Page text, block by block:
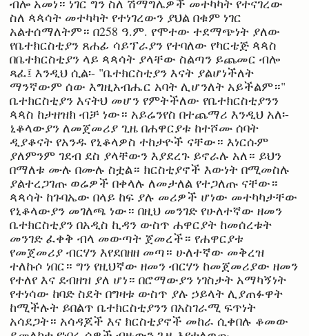
ብሎ አመነ። ነገር ግን ስለ ሽማግሌዎች መተካካት የተናገረው
ስለ ጳጳሳት መተካካት የተነገረውን ያህል በቁም ነገር
አልተሰማለትም። በ258 ዓ.ም. የሞተው ተደማጭነት ያለው
የቤተክርስቲያን ጸሐፊ ሳይፕራያን የተባለው የካርቴጅ ጳጳስ
በቤተክርስቲያን ላይ ጳጳሳት ያላቸው ስልጣን ይጨመር ብሎ
ጻፈ፤ እንዲህ ሲል፡- "ቤተክርስቲያን እናት ያልሆነችለት
ማንኛውም ሰው እግዚአብሔር አባት ሊሆንለት አይችልም።"
ቤተክርስቲያን እናትህ መሆን የምትችለው የቤተክርስቲያንን
ጳጳስ ከታዘዝክ ብቻ ነው። አይሬንየስ በተጨማሪ እንዲህ አለ፡-
ኒቆላውያን ለመጀመሪያ ጊዜ በሐዋርያቱ ከተሾሙ ሰባት
ዲያቆናት የአንዱ የኒቆላዎስ ተከታዮች ናቸው። እነርሱም
ያለምንም ገደብ ደስ ያላቸውን እያደረጉ ይኖራሉ አለ። ይህን
በማለቱ ሙሉ በሙሉ ስቷል። ክርስቲያኖች እውነት በሚመስሉ
ያልተረጋገጡ ወሬዎች በቀላሉ ለመታለል የተጋለጡ ናቸው።
ጳጳሳት ከጉባኤው በላይ ከፍ ያሉ መሪዎች ሆነው መተካካታቸው
የኒቆላውያን መገለጫ ነው። በዚህ መንገድ የሁለተኛው ዘመን
ቤተክርስቲያን በአዲስ ኪዳን ውስጥ ሐዋርያት ከመሰረቱት
መንገድ ፈቀቅ ብላ መውጣት ጀመረች። የሐዋርያቱ
የመጀመሪያ ብርሃን እየደበዘዘ መጣ። ሁለተኛው መቅረዝ
ተለኩሶ ነበር። ግን የዚህኛው ዘመን ብርሃን ከመጀመሪያው ዘመን
የተለየ እና ደብዘዝ ያለ ሆነ። በሮማውያን ነገስታት አማካኝነት
የተነሳው ከባድ ስደት በግዛቱ ውስጥ ያሉ ኃይላት ሊያጠፉዋት
ከሚችሉት ይበልጥ ቤተክርስቲያንን በአስገራሚ ፍጥነት
አሳደጋት። አሳዳጆች እና ክርስቲያኖች መከራ ሲቀበሉ ቆመው